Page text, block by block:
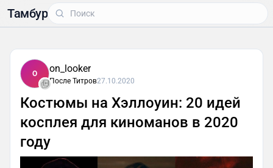
Тамбур
O on_looker
После Титров27.10.2020
Костюмы на Хэллоуин: 20 идей
косплея для киноманов в 2020
году